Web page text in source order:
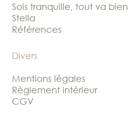
Sois tranquille, tout va bien
Stella
Références
Divers
Mentions légales
Règlement intérieur
CGV